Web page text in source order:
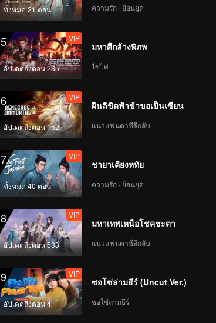
ทั้งหมด 21 ตอน ความรัก · ย้อนยุค
5
อัปเดตถึงตอน 235
VIP
มหาศึกล้างพิภพ
ไซไฟ
6
อัปเดตถึงตอน 152
VIP
ฝืนลิขิตฟ้าข้าขอเป็นเซียน
แนวแฟนตาซีลึกลับ
7
ทั้งหมด 40 ตอน
VIP
ชายาเคียงหทัย
ความรัก · ย้อนยุค
8
อัปเดตถึงตอน 533
VIP
มหาเทพเหนือโชคชะตา
แนวแฟนตาซีลึกลับ
9
อัปเดตถึงตอน 4
VIP
ซอโซ่ล่ามธีร์ (Uncut Ver.)
ซอโซ่ล่ามธีร์